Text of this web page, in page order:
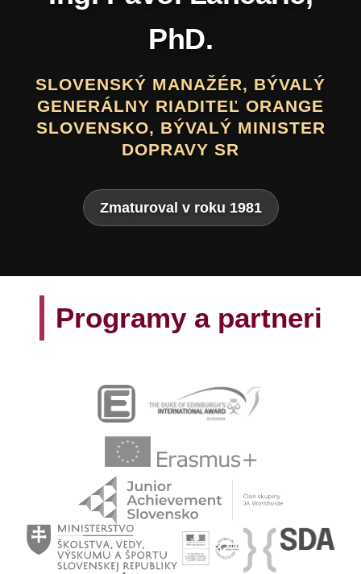
Daniel Hevier
SLOVENSKÝ BÁSNIK, PROZAIK,
DRAMATIK, SCENÁRISTA, TEXTÁR,
VÝTVARNÍK A AUTOR LITERATÚRY
PRE DETI A MLÁDEŽ
Zmaturoval v roku 1975
Programy a partneri